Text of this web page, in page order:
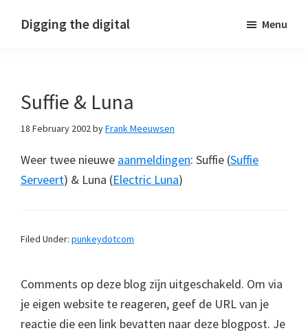
Digging the digital Menu
Suffie & Luna
18 February 2002byFrank Meeuwsen
Weer twee nieuwe aanmeldingen: Suffie (Suffie
Serveert) & Luna (Electric Luna)
Filed Under: punkeydotcom
Comments op deze blog zijn uitgeschakeld. Om via
je eigen website te reageren, geef de URL van je
reactie die een link bevatten naar deze blogpost. Je